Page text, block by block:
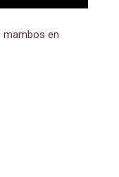
mambos en